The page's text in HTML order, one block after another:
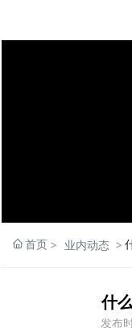
首页 业内动态
什
发布